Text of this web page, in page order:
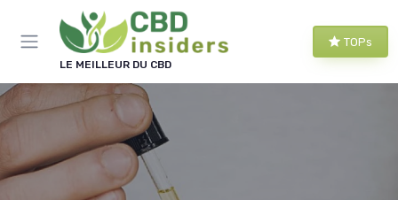
LE MEILLEUR DU CBD
TOPs
Panneau de gestion des cookies